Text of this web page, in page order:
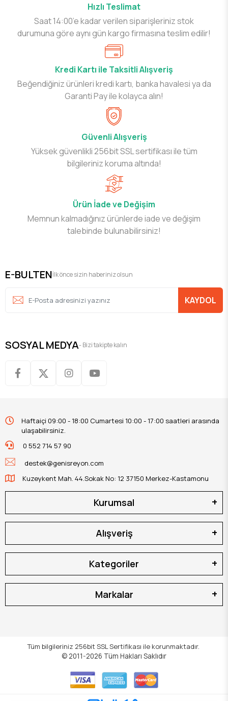
Hızlı Teslimat
Saat 14:00’e kadar verilen siparişleriniz stok
durumuna göre aynı gün kargo firmasına teslim edilir!
Kredi Kartı ile Taksitli Alışveriş
Beğendiğiniz ürünleri kredi kartı, banka havalesi ya da
Garanti Pay ile kolayca alın!
Güvenli Alışveriş
Yüksek güvenlikli 256bit SSL sertifikası ile tüm
bilgileriniz koruma altında!
Ürün İade ve Değişim
Memnun kalmadığınız ürünlerde iade ve değişim
talebinde bulunabilirsiniz!
E-BULTENİlk önce sizin haberiniz olsun
KAYDOL
SOSYAL MEDYA- Bizi takipte kalın
Haftaiçi 09:00 - 18:00 Cumartesi 10:00 - 17:00 saatleri arasında
ulaşabilirsiniz.
0 552 714 57 90
destek@genisreyon.com
Kuzeykent Mah. 44.Sokak No: 12 37150 Merkez-Kastamonu
Kurumsal
Alışveriş
Kategoriler
Markalar
Tüm bilgileriniz 256bit SSL Sertifikası ile korunmaktadır.
© 2011-2026 Tüm Hakları Saklıdır